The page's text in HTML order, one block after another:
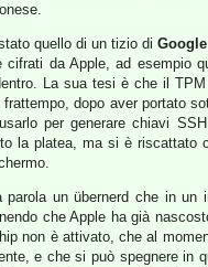
quello di un tizio di Google
cifrati da Apple, ad esempio
La sua tesi è che il
dopo aver portato
per generare chiavi
la platea, ma si è
parola un übernerd che in
che Apple ha già
non è attivato, che al
e che si può spegnere